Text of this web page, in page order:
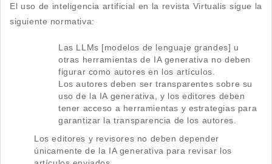
El uso de inteligencia artificial en la revista Virtualis sigue la
siguiente normativa:
Las LLMs [modelos de lenguaje grandes] u
otras herramientas de IA generativa no deben
figurar como autores en los artículos.
Los autores deben ser transparentes sobre su
uso de la IA generativa, y los editores deben
tener acceso a herramientas y estrategias para
garantizar la transparencia de los autores.
Los editores y revisores no deben depender
únicamente de la IA generativa para revisar los